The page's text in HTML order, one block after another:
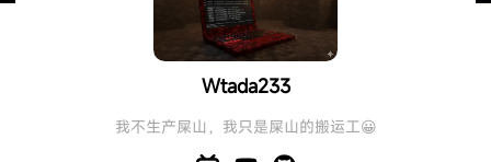
Wtada233's Blog
Wtada233
我不生产屎山，我只是屎山的搬运工😀